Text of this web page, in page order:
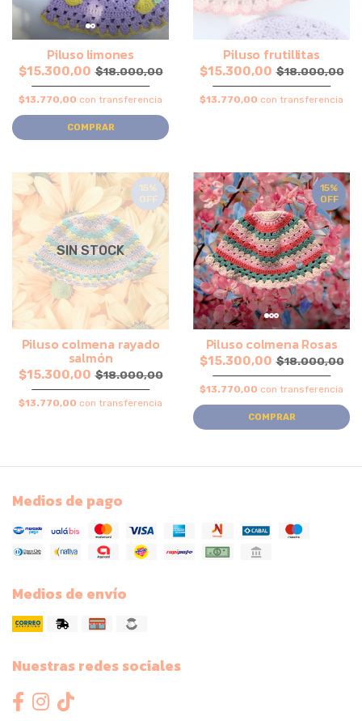
Piluso limones
$15.300,00 $18.000,00
$13.770,00 con transferencia
COMPRAR
Piluso frutillitas
$15.300,00 $18.000,00
$13.770,00 con transferencia
15%
OFF
SIN STOCK
Piluso colmena rayado
salmón
$15.300,00 $18.000,00
$13.770,00 con transferencia
15%
OFF
Piluso colmena Rosas
$15.300,00 $18.000,00
$13.770,00 con transferencia
COMPRAR
Medios de pago
Medios de envío
Nuestras redes sociales